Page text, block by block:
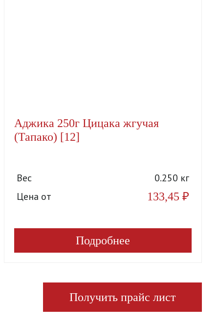
Аджика 250г Цицака жгучая
(Тапако) [12]
Вес
0.250 кг
Цена от
133,45 ₽
Подробнее
Получить прайс лист